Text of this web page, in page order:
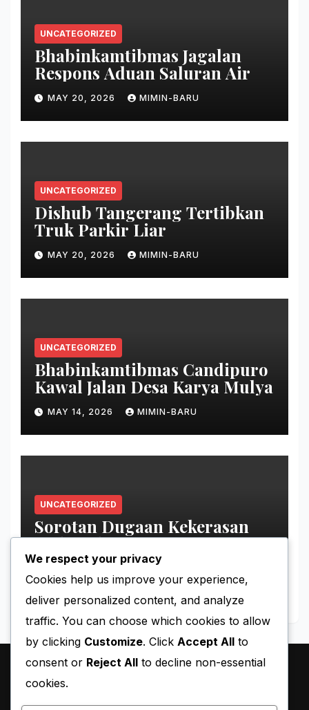
UNCATEGORIZED
Bhabinkamtibmas Jagalan
Respons Aduan Saluran Air
MAY 20, 2026 MIMIN-BARU
UNCATEGORIZED
Dishub Tangerang Tertibkan
Truk Parkir Liar
MAY 20, 2026 MIMIN-BARU
UNCATEGORIZED
Bhabinkamtibmas Candipuro
Kawal Jalan Desa Karya Mulya
MAY 14, 2026 MIMIN-BARU
UNCATEGORIZED
Sorotan Dugaan Kekerasan
pada Tahanan Perempuan
Palestina
MAY 11, 2026 MIMIN-BARU
We respect your privacy
Cookies help us improve your experience,
deliver personalized content, and analyze
traffic. You can choose which cookies to allow
by clicking Customize. Click Accept All to
consent or Reject All to decline non-essential
cookies.